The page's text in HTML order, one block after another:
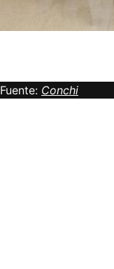
Fuente: Conchi